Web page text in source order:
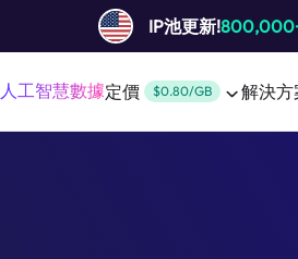
IP池更新!
人工智慧數據定價 $0.80/GB 解決方